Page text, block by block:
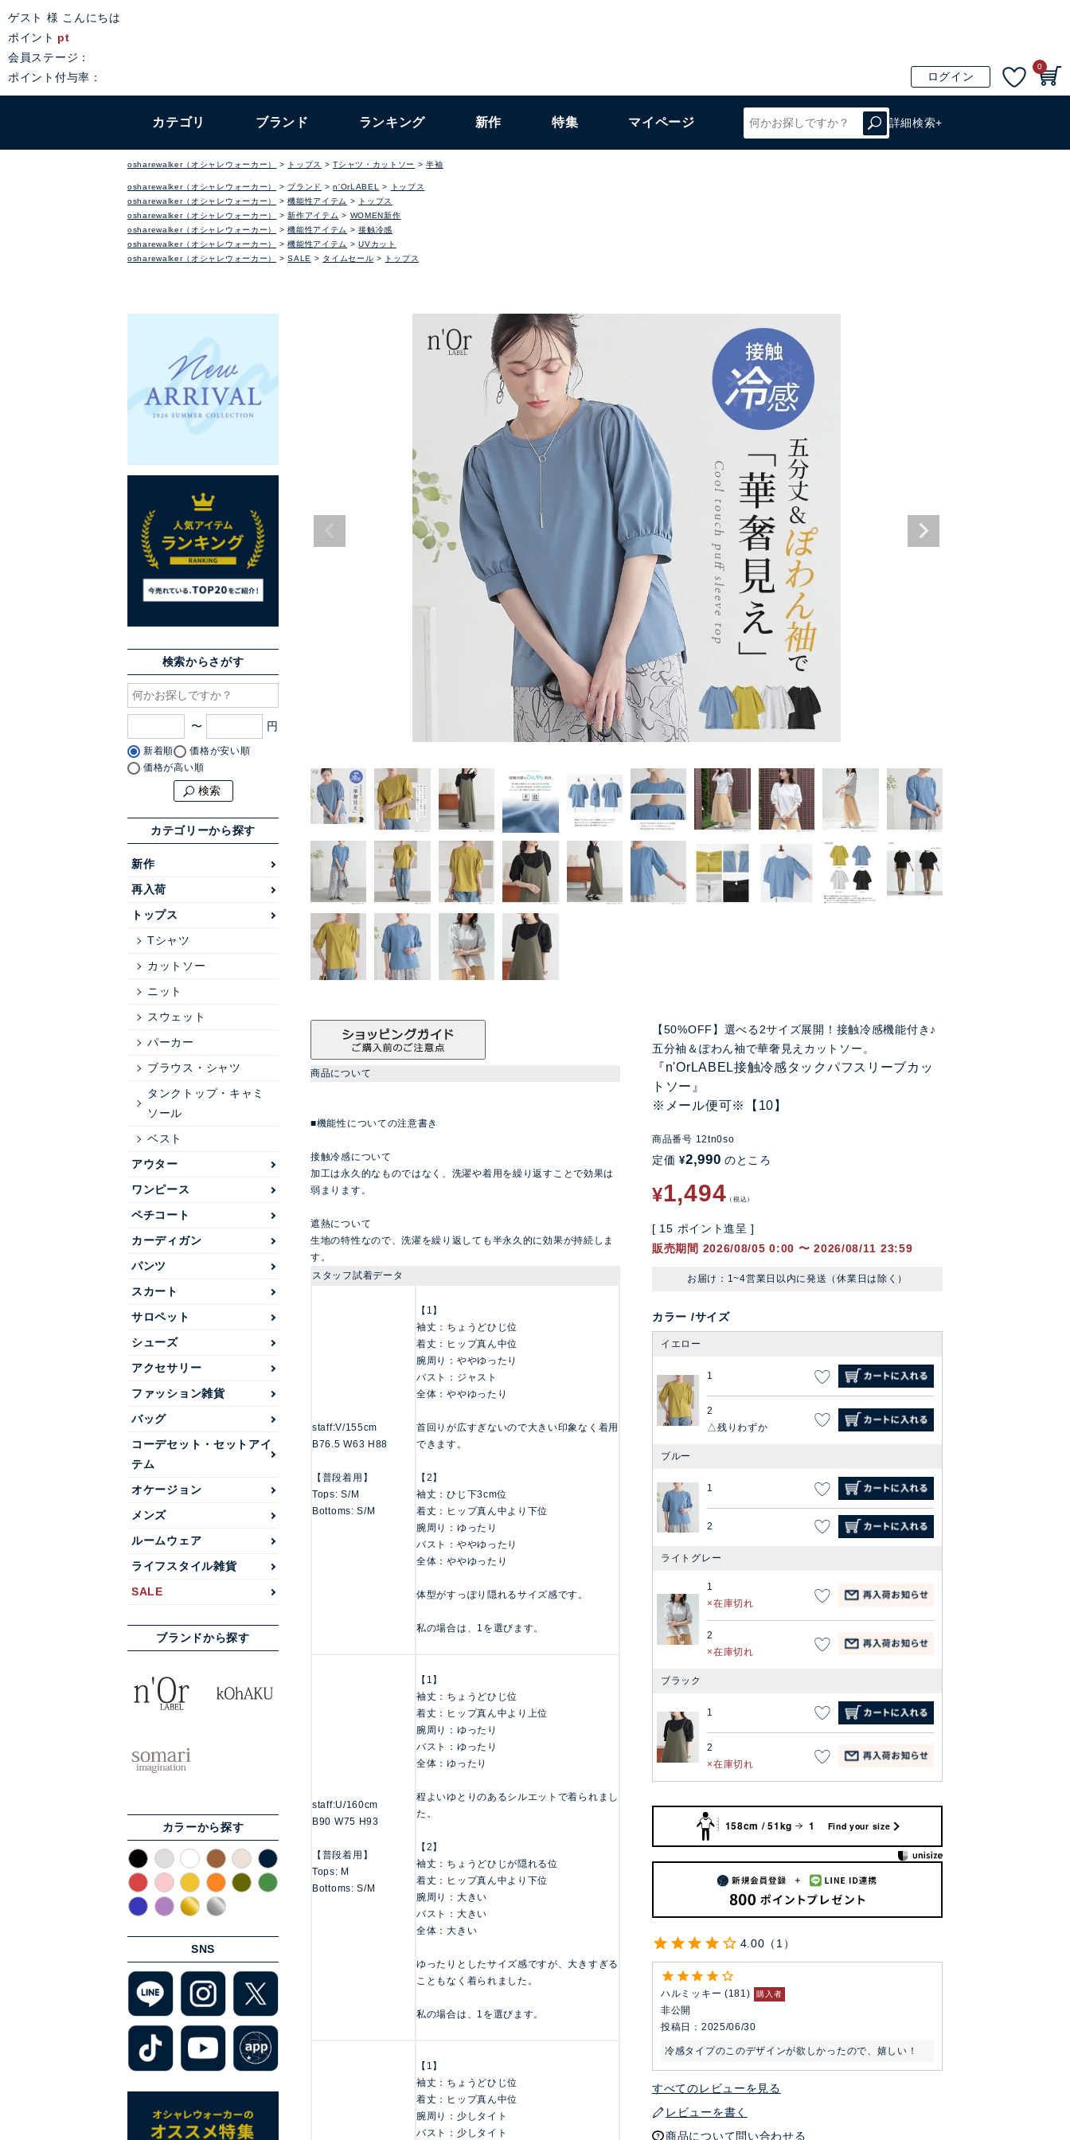
ゲスト 様 こんにちは
ポイント pt
会員ステージ：
ポイント付与率：
ログイン
0
カテゴリ ブランド ランキング 新作 特集 マイページ 詳細検索+
osharewalker（オシャレウォーカー） トップス Tシャツ・カットソー 半袖
osharewalker（オシャレウォーカー） ブランド n'OrLABEL
トップス
osharewalker（オシャレウォーカー）
機能性アイテム
トップス
osharewalker（オシャレウォーカー）
新作アイテム
WOMEN新作
osharewalker（オシャレウォーカー）
機能性アイテム
接触冷感
osharewalker（オシャレウォーカー）
機能性アイテム
UVカット
osharewalker（オシャレウォーカー）
SALE タイムセール トップス
検索からさがす
〜
新着順
価格が安い順
価格が高い順
検索
カテゴリーから探す
新作
再入荷
トップス
Tシャツ
カットソー
ニット
スウェット
パーカー
ブラウス・シャツ
タンクトップ・キャミ
ソール
ベスト
アウター
ワンピース
ペチコート
カーディガン
パンツ
スカート
サロペット
シューズ
アクセサリー
ファッション雑貨
バッグ
コーデセット・セットアイ
テム
オケージョン
メンズ
ルームウェア
ライフスタイル雑貨
SALE
ブランドから探す
カラーから探す
SNS
【50%OFF】選べる2サイズ展開！接触冷感機能付き♪
五分袖＆ぽわん袖で華奢見えカットソー。
『n'OrLABEL接触冷感タックパフスリーブカッ
トソー』
※メール便可※【10】
商品番号 12tn0so
定価 ¥2,990 のところ
¥1,494 税込
[ 15 ポイント進呈 ]
販売期間 2026/08/05 0:00 〜 2026/08/11 23:59
お届け：1~4営業日以内に発送（休業日は除く）
カラー サイズ
イエロー
1
2
残りわずか
ブルー
1
2
ライトグレー
1
在庫切れ
2
在庫切れ
ブラック
1
2
在庫切れ
158cm / 51kg 1 Find your size
4.00 1
ハルミッキー 181 購入者
非公開
投稿日
2025/06/30
冷感タイプのこのデザインが欲しかったので、嬉しい！
すべてのレビューを見る
レビューを書く
商品について問い合わせる
商品について
■機能性についての注意書き
接触冷感について
加工は永久的なものではなく、洗濯や着用を繰り返すことで効果は
弱まります。
遮熱について
生地の特性なので、洗濯を繰り返しても半永久的に効果が持続しま
す。
スタッフ試着データ
staff:V/155cm
B76.5 W63 H88
【普段着用】
Tops: S/M
Bottoms: S/M
【1】
袖丈：ちょうどひじ位
着丈：ヒップ真ん中位
腕周り：ややゆったり
バスト：ジャスト
全体：ややゆったり
首回りが広すぎないので大きい印象なく着用
できます。
【2】
袖丈：ひじ下3cm位
着丈：ヒップ真ん中より下位
腕周り：ゆったり
バスト：ややゆったり
全体：ややゆったり
体型がすっぽり隠れるサイズ感です。
私の場合は、1を選びます。
staff:U/160cm
B90 W75 H93
【普段着用】
Tops: M
Bottoms: S/M
【1】
袖丈：ちょうどひじ位
着丈：ヒップ真ん中より上位
腕周り：ゆったり
バスト：ゆったり
全体：ゆったり
程よいゆとりのあるシルエットで着られまし
た。
【2】
袖丈：ちょうどひじが隠れる位
着丈：ヒップ真ん中より下位
腕周り：大きい
バスト：大きい
全体：大きい
ゆったりとしたサイズ感ですが、大きすぎる
こともなく着られました。
私の場合は、1を選びます。
【1】
袖丈：ちょうどひじ位
着丈：ヒップ真ん中位
腕周り：少しタイト
バスト：少しタイト